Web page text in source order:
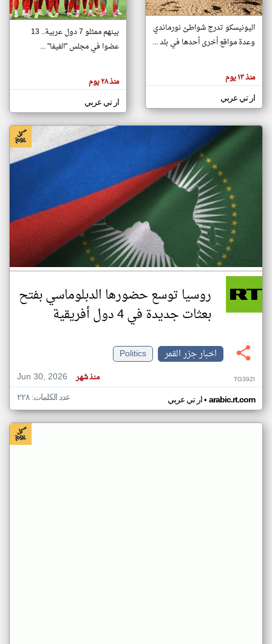
تغيير الدولة
اخبار جزر القمر على مدار الساعة
أهم اخبار جزر القمر العاجلة والمباشرة
هنا عن
وجهة
كاتبيها.
اليونيسكو تدرج شواطئ نورماندي
وعدة مواقع أخرى أحدها في بلد ...
منذ ١٣ يوم
ار تي عربي
بينهم ممثلو 7 دول عربية.. 13
عضوا في مجلس "الفيفا" ...
منذ ٢٨ يوم
ار تي عربي
روسيا توسع حضورها الدبلوماسي بفتح
بعثات جديدة في 4 دول أفريقية
اخبار جزر القمر
Politics
Jun 30, 2026
منذ شهر TG39ZI
ار تي عربي• arabic.rt.com عدد الكلمات: ٢٢٨
klyoum.com